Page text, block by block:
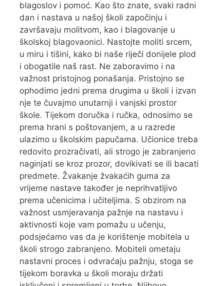
blagoslov i pomoć. Kao što znate, svaki radni
dan i nastava u našoj školi započinju i
završavaju molitvom, kao i blagovanje u
školskoj blagovaonici. Nastojte moliti srcem,
u miru i tišini, kako bi naše riječi donijele plod
i obogatile naš rast. Ne zaboravimo i na
važnost pristojnog ponašanja. Pristojno se
ophodimo jedni prema drugima u školi i izvan
nje te čuvajmo unutarnji i vanjski prostor
škole. Tijekom doručka i ručka, odnosimo se
prema hrani s poštovanjem, a u razrede
ulazimo u školskim papučama. Učionice treba
redovito prozračivati, ali strogo je zabranjeno
naginjati se kroz prozor, dovikivati se ili bacati
predmete. Žvakanje žvakaćih guma za
vrijeme nastave također je neprihvatljivo
prema učenicima i učiteljima. S obzirom na
važnost usmjeravanja pažnje na nastavu i
aktivnosti koje vam pomažu u učenju,
podsjećamo vas da je korištenje mobitela u
školi strogo zabranjeno. Mobiteli ometaju
nastavni proces i odvraćaju pažnju, stoga se
tijekom boravka u školi moraju držati